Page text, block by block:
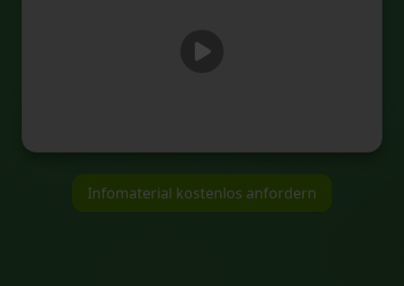
Infomaterial kostenlos anfordern